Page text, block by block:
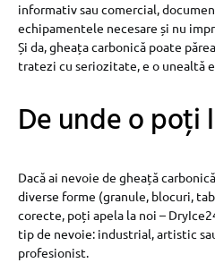
informativ sau comercial,
echipamentele necesare și nu
Și da, gheața carbonică poate
tratezi cu seriozitate, e o unealtă
De unde o poți
Dacă ai nevoie de gheață
diverse forme (granule, blocuri,
corecte, poți apela la noi –
tip de nevoie: industrial, artistic
profesionist.